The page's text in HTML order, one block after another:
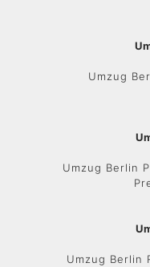
Umzug
Umzug Berlin
Umzug Berlin